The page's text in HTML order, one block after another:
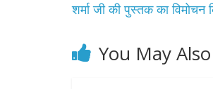
शर्मा जी की पुस्तक का विमोचन
You May